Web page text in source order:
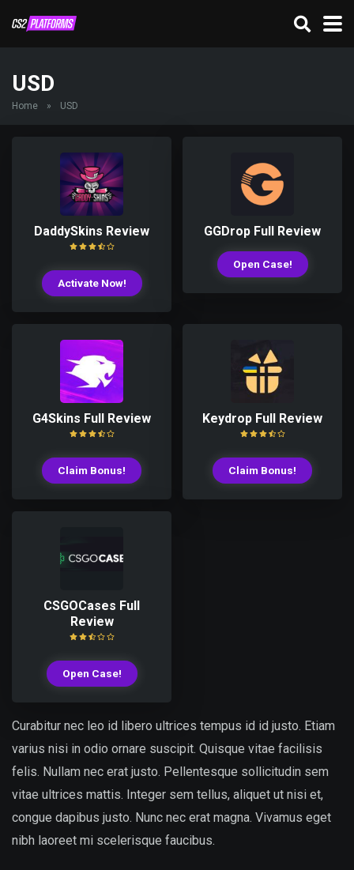
USD
Home » USD
DaddySkins Review
Activate Now!
GGDrop Full Review
Open Case!
G4Skins Full Review
Claim Bonus!
Keydrop Full Review
Claim Bonus!
CSGOCases Full
Review
Open Case!
Curabitur nec leo id libero ultrices tempus id id justo. Etiam
varius nisi in odio ornare suscipit. Quisque vitae facilisis
felis. Nullam nec erat justo. Pellentesque sollicitudin sem
vitae ultrices mattis. Integer sem tellus, aliquet ut nisi et,
congue dapibus justo. Nunc nec erat magna. Vivamus eget
nibh laoreet mi scelerisque faucibus.